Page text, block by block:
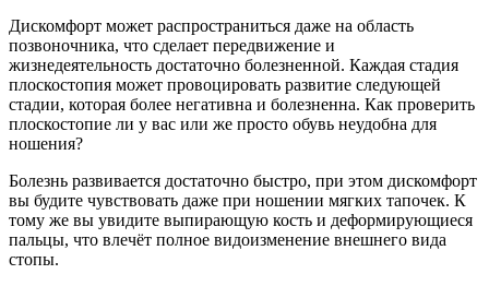
Дискомфорт может распространиться даже на область
позвоночника, что сделает передвижение и
жизнедеятельность достаточно болезненной. Каждая стадия
плоскостопия может провоцировать развитие следующей
стадии, которая более негативна и болезненна. Как проверить
плоскостопие ли у вас или же просто обувь неудобна для
ношения?
Болезнь развивается достаточно быстро, при этом дискомфорт
вы будите чувствовать даже при ношении мягких тапочек. К
тому же вы увидите выпирающую кость и деформирующиеся
пальцы, что влечёт полное видоизменение внешнего вида
стопы.